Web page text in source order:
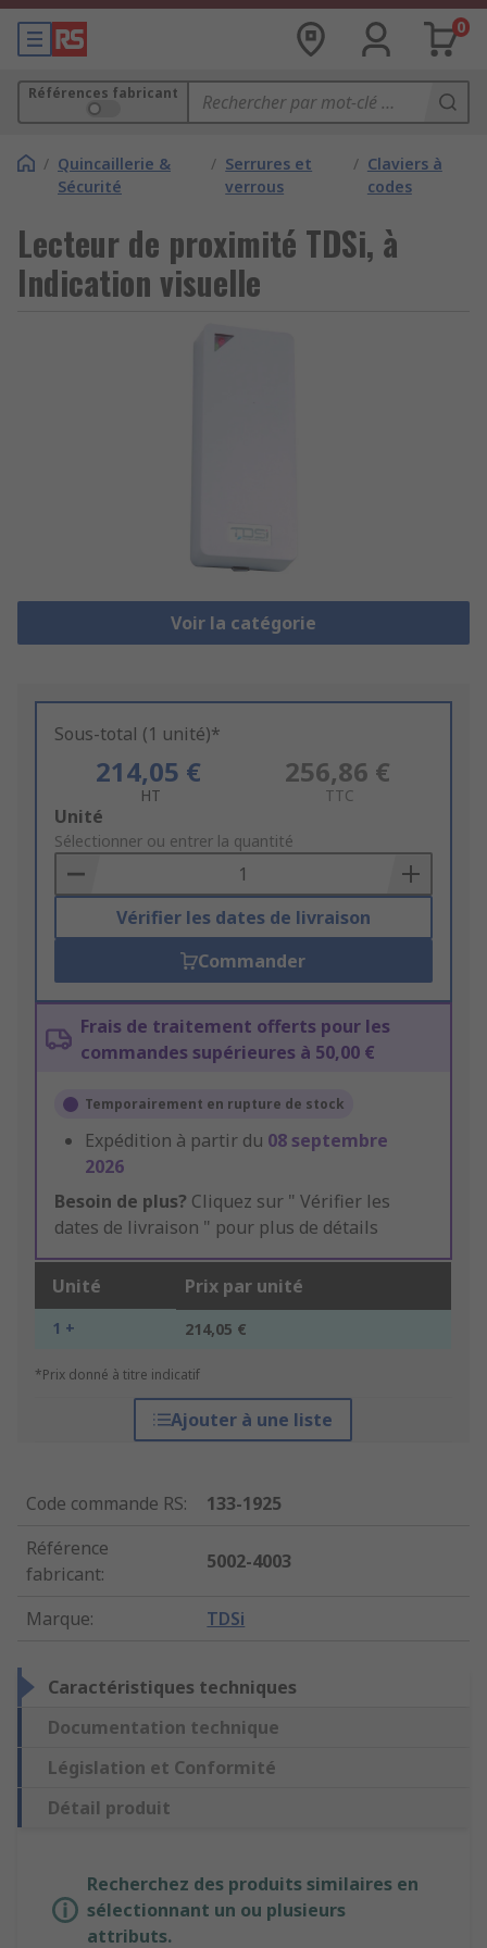
0
Références fabricant
/ Quincaillerie &
Sécurité
/ Serrures et
verrous
/ Claviers à
codes
Lecteur de proximité TDSi, à
Indication visuelle
Voir la catégorie
Sous-total (1 unité)*
214,05 €
HT
256,86 €
TTC
Add
to
Basket
Unité
Sélectionner ou entrer la quantité
Vérifier les dates de livraison
Commander
Frais de traitement offerts pour les
commandes supérieures à 50,00 €
Temporairement en rupture de stock
Expédition à partir du 08 septembre
2026
Besoin de plus? Cliquez sur " Vérifier les
dates de livraison " pour plus de détails
Unité Prix par unité
1 + 214,05 €
*Prix donné à titre indicatif
Ajouter à une liste
Code commande RS:
133-1925
Référence
fabricant:
5002-4003
Marque: TDSi
Caractéristiques techniques
Documentation technique
Législation et Conformité
Détail produit
Recherchez des produits similaires en
sélectionnant un ou plusieurs
attributs.